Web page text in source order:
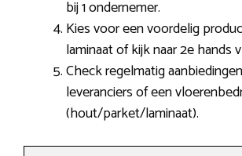
bij 1 ondernemer.
Kies voor een voordelig
laminaat of kijk naar 2e hands
Check regelmatig
leveranciers of een
(hout/parket/laminaat).